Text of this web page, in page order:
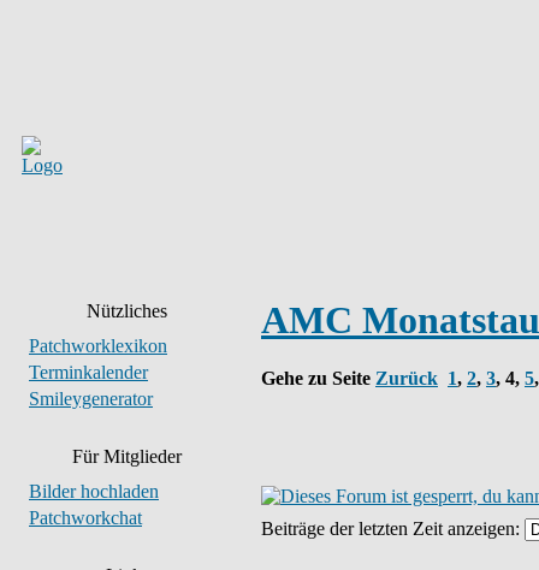
Nützliches
Patchworklexikon
Terminkalender
Smileygenerator
Für Mitglieder
Bilder hochladen
Patchworkchat
AMC
Gehe zu Seite Zurück 1, 2, 3, 4, 5
Beiträge der letzten Zeit anzeigen: